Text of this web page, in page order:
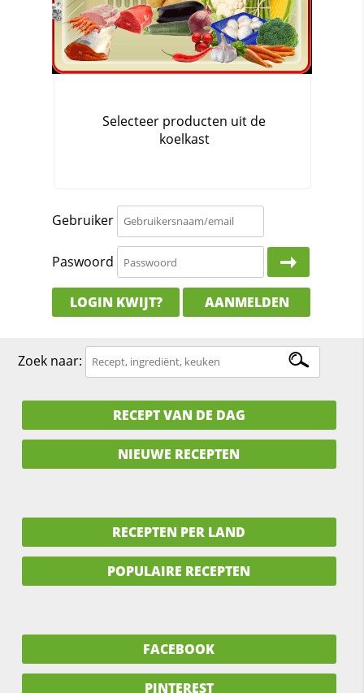
Gebruiker
Paswoord
LOGIN KWIJT? AANMELDEN
Zoek naar:
RECEPT VAN DE DAG
NIEUWE RECEPTEN
RECEPTEN PER LAND
POPULAIRE RECEPTEN
FACEBOOK
PINTEREST